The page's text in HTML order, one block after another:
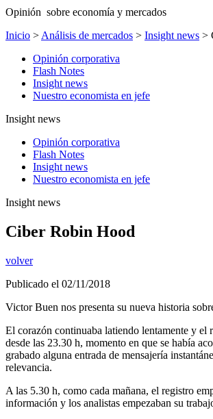
Opinión sobre economía y mercados
Inicio > Análisis de mercados > Insight news >
Opinión corporativa
Flash Notes
Insight news
Nuestro economista en jefe
Insight news
Opinión corporativa
Flash Notes
Insight news
Nuestro economista en jefe
Insight news
Ciber Robin Hood
volver
Publicado el 02/11/2018
Victor Buen nos presenta su nueva historia
El corazón continuaba latiendo lentamente y el
desde las 23.30 h, momento en que se había
grabado alguna entrada de mensajería
relevancia.
A las 5.30 h, como cada mañana, el registro
información y los analistas empezaban su